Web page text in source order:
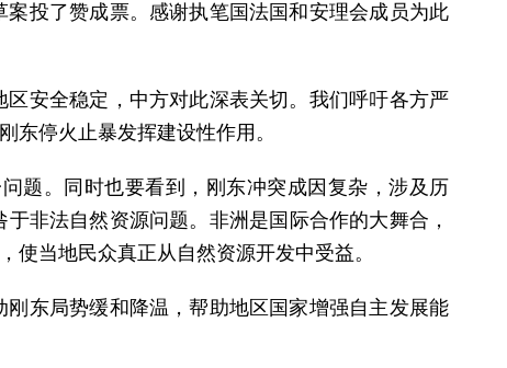
投了赞成票。感谢执笔国法国和安理会成员为此
安全稳定，中方对此深表关切。我们呼吁各方严
东停火止暴发挥建设性作用。
题。同时也要看到，刚东冲突成因复杂，涉及历
非法自然资源问题。非洲是国际合作的大舞合，
当地民众真正从自然资源开发中受益。
东局势缓和降温，帮助地区国家增强自主发展能